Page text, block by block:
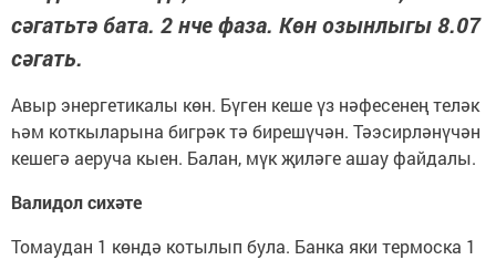
сәгатьтә бата. 2 нче фаза. Көн озынлыгы 8.07
сәгать.
Авыр энергетикалы көн. Бүген кеше үз нәфесенең теләк
һәм коткыларына бигрәк тә бирешүчән. Тәэсирләнүчән
кешегә аеруча кыен. Балан, мүк җиләге ашау файдалы.
Валидол сихәте
Томаудан 1 көндә котылып була. Банка яки термоска 1